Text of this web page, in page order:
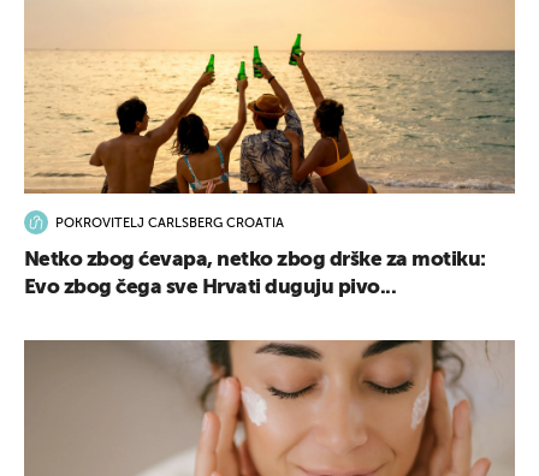
POKROVITELJ CARLSBERG CROATIA
Netko zbog ćevapa, netko zbog drške za motiku:
Evo zbog čega sve Hrvati duguju pivo...